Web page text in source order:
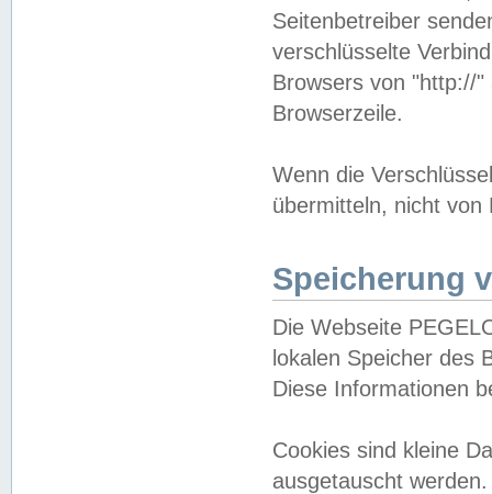
Seitenbetreiber
verschlüsselte
Browsers von "http://
Browserzeile.
Wenn die
übermitteln, nicht von
Speicherung
Die Webseite
lokalen Speicher des
Diese Informationen
Cookies sind kleine
ausgetauscht